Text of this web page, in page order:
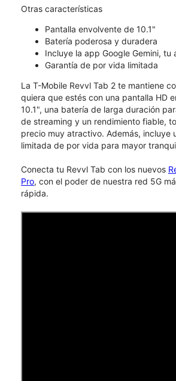
Otras características
Pantalla envolvente de 10.1"
Batería poderosa y duradera
Incluye la app Google Gemini, tu
Garantía de por vida limitada
La T-Mobile Revvl Tab 2 te mantiene
quiera que estés con una pantalla HD
10.1", una batería de larga duración
de streaming y un rendimiento fiable,
precio muy atractivo. Además, incluye
limitada de por vida para mayor
Conecta tu Revvl Tab con los nuevos
Pro, con el poder de nuestra red 5G
rápida.